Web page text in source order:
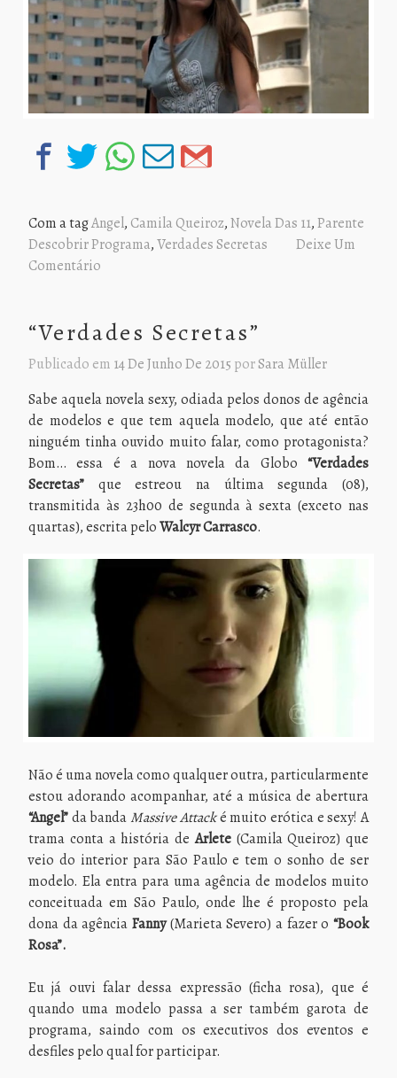
Com a tagAngel, Camila Queiroz,Novela Das 11,Parente
Descobrir Programa,Verdades Secretas
Deixe Um
Comentário
“Verdades Secretas”
Publicado em 14 De Junho De 2015 porSara Müller
Sabe aquela novela sexy, odiada pelos donos de agência
de modelos e que tem aquela modelo, que até então
ninguém tinha ouvido muito falar, como protagonista?
Bom… essa é a nova novela da Globo “Verdades
Secretas” que estreou na última segunda (08),
transmitida às 23h00 de segunda à sexta (exceto nas
quartas), escrita peloWalcyr Carrasco.
Não é uma novela como qualquer outra, particularmente
estou adorando acompanhar, até a música de abertura
“Angel”da banda Massive Attacké muito erótica e sexy! A
trama conta a história deArlete(Camila Queiroz) que
veio do interior para São Paulo e tem o sonho de ser
modelo. Ela entra para uma agência de modelos muito
conceituada em São Paulo, onde lhe é proposto pela
dona da agência Fanny(Marieta Severo) a fazer o “Book
Rosa”.
Eu já ouvi falar dessa expressão (ficha rosa), que é
quando uma modelo passa a ser também garota de
programa, saindo com os executivos dos eventos e
desfiles pelo qual for participar.